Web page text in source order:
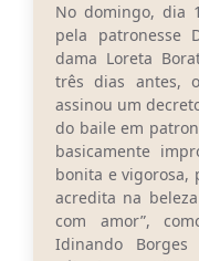
No domingo, dia
pela patronesse
dama Loreta
três dias antes,
assinou um
do baile em
basicamente
bonita e vigorosa,
acredita na
com amor”,
Idinando